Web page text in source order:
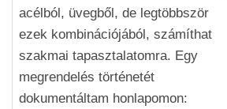
acélból, üvegből, de legtöbbször
ezek kombinációjából, számíthat
szakmai tapasztalatomra. Egy
megrendelés történetét
dokumentáltam honlapomon: